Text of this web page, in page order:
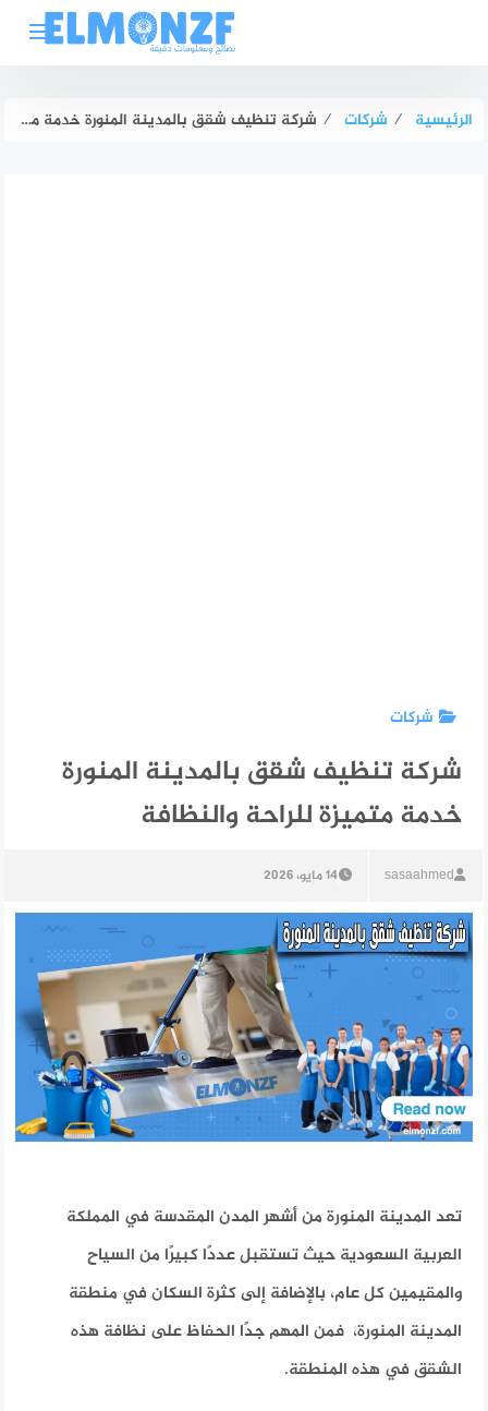
الرئيسية ⁄ شركات ⁄ شركة تنظيف شقق بالمدينة المنورة خدمة متميزة للراحة والنظافة
شركات
شركة تنظيف شقق بالمدينة المنورة
خدمة متميزة للراحة والنظافة
sasaahmed 14 مايو، 2026
تعد المدينة المنورة من أشهر المدن المقدسة في المملكة
العربية السعودية حيث تستقبل عددًا كبيرًا من السياح
والمقيمين كل عام، بالإضافة إلى كثرة السكان في منطقة
المدينة المنورة، فمن المهم جدًا الحفاظ على نظافة هذه
الشقق في هذه المنطقة.